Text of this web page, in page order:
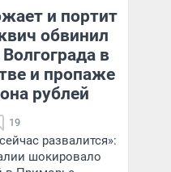
и портит
обвинил
в
и пропаже
рублей
19
развалится»:
шокировало